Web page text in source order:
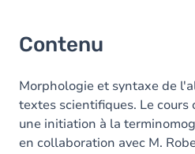
Contenu
Morphologie et syntaxe de
textes scientifiques. Le
une initiation à la
en collaboration avec M.